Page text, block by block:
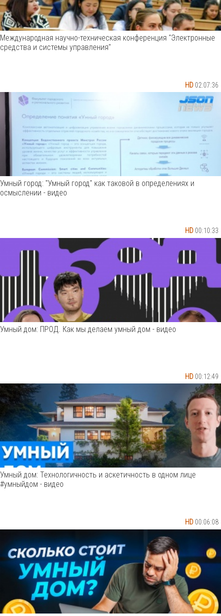
HD 02:07:36
Международная научно-техническая конференция "Электронные
средства и системы управления"
HD 00:10:33
Умный город: "Умный город" как таковой в определениях и
осмыслении - видео
HD 00:12:49
Умный дом: ПРОД. Как мы делаем умный дом - видео
HD 00:06:08
Умный дом: Технологичность и аскетичность в одном лице
#умныйдом - видео